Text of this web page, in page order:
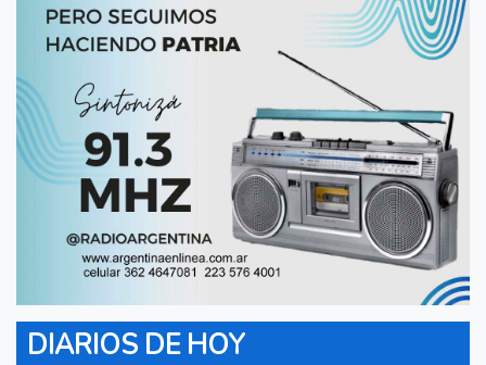
DIARIOS DE HOY